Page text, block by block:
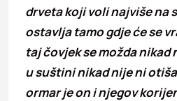
drveta koji voli najviše na
ostavlja tamo gdje će se
taj čovjek se možda nikad
u suštini nikad nije ni
ormar je on i njegov